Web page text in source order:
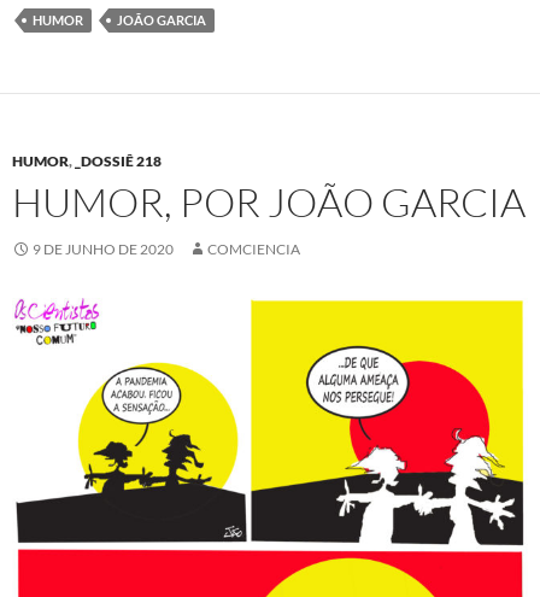
HUMOR JOÃO GARCIA
HUMOR, _DOSSIÊ 218
HUMOR, POR JOÃO GARCIA
9 DE JUNHO DE 2020 COMCIENCIA